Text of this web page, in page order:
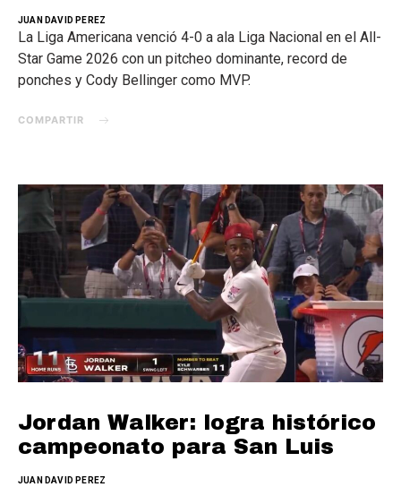
JUAN DAVID PEREZ
La Liga Americana venció 4-0 a ala Liga Nacional en el All-
Star Game 2026 con un pitcheo dominante, record de
ponches y Cody Bellinger como MVP.
COMPARTIR
Jordan Walker: logra histórico
campeonato para San Luis
JUAN DAVID PEREZ